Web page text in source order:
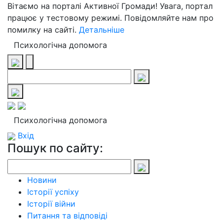
Вітаємо на порталі Активної Громади! Увага, портал
працює у тестовому режимі. Повідомляйте нам про
помилку на сайті. Детальніше
Психологічна допомога
Психологічна допомога
Вхід
Пошук по сайту:
Новини
Історії успіху
Історії війни
Питання та відповіді